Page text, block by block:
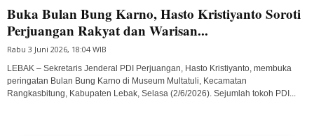
Buka Bulan Bung Karno, Hasto Kristiyanto Soroti
Perjuangan Rakyat dan Warisan...
Rabu 3 Juni 2026, 18:04 WIB
LEBAK – Sekretaris Jenderal PDI Perjuangan, Hasto Kristiyanto, membuka
peringatan Bulan Bung Karno di Museum Multatuli, Kecamatan
Rangkasbitung, Kabupaten Lebak, Selasa (2/6/2026). Sejumlah tokoh PDI...